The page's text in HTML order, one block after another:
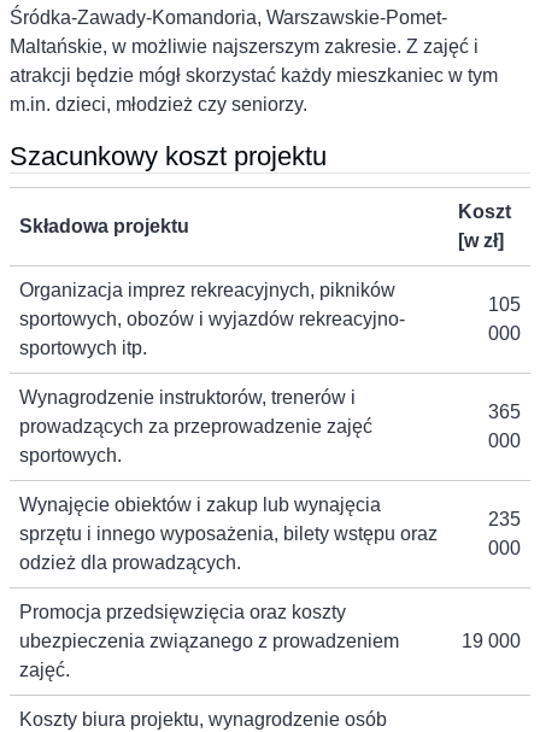
Śródka-Zawady-Komandoria, Warszawskie-Pomet-
Maltańskie, w możliwie najszerszym zakresie. Z zajęć i
atrakcji będzie mógł skorzystać każdy mieszkaniec w tym
m.in. dzieci, młodzież czy seniorzy.
Szacunkowy koszt projektu
Składowa projektu
Koszt
[w zł]
Organizacja imprez rekreacyjnych, pikników
sportowych, obozów i wyjazdów rekreacyjno-
sportowych itp.
105
000
Wynagrodzenie instruktorów, trenerów i
prowadzących za przeprowadzenie zajęć
sportowych.
365
000
Wynajęcie obiektów i zakup lub wynajęcia
sprzętu i innego wyposażenia, bilety wstępu oraz
odzież dla prowadzących.
235
000
Promocja przedsięwzięcia oraz koszty
ubezpieczenia związanego z prowadzeniem
zajęć.
19 000
Koszty biura projektu, wynagrodzenie osób